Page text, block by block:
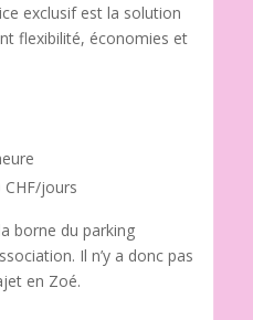
exclusif est la solution
flexibilité, économies et
jours
borne du parking
Il n’y a donc pas
en Zoé.